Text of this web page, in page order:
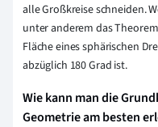
alle Großkreise schneiden.
unter anderem das
Fläche eines sphärischen
abzüglich 180 Grad ist.
Wie kann man die
Geometrie am besten